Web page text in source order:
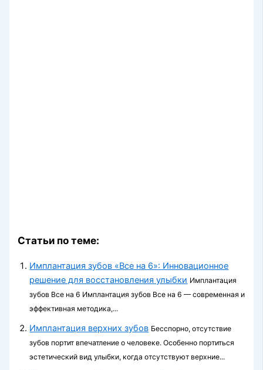
Статьи по теме:
Имплантация зубов «Все на 6»: Инновационное
решение для восстановления улыбки Имплантация
зубов Все на 6 Имплантация зубов Все на 6 — современная и
эффективная методика,...
Имплантация верхних зубов Бесспорно, отсутствие
зубов портит впечатление о человеке. Особенно портиться
эстетический вид улыбки, когда отсутствуют верхние...